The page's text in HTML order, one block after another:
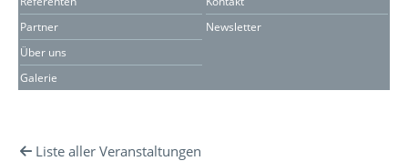
Partner
Über uns
Galerie
Newsletter
Liste aller Veranstaltungen